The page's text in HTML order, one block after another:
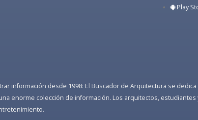
Play
información desde 1998: El Buscador de Arquitectura se
enorme colección de información. Los arquitectos,